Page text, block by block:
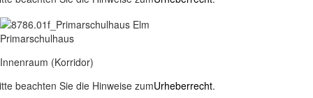
Primarschulhaus
Innenraum (Korridor)
beachten Sie die Hinweise zumUrheberrecht.